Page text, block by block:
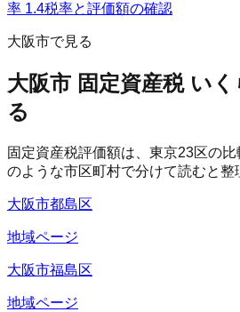
率 1.4税率と評価額の確認
大阪市で見る
大阪市 固定資産税 い
る
固定資産税評価額は、東京23区の
のような市区町村で分けて読むと整
大阪市都島区
地域ページ
大阪市福島区
地域ページ